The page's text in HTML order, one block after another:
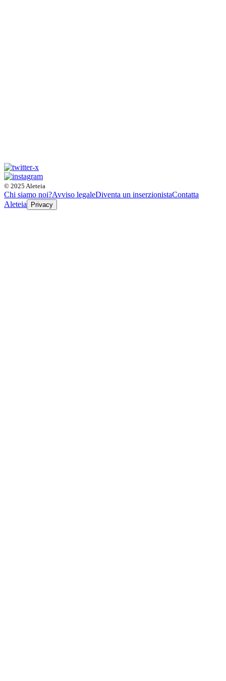
© 2025 Aleteia
Chi siamo noi?Avviso legaleDiventa un inserzionistaContatta
Aleteia
Privacy